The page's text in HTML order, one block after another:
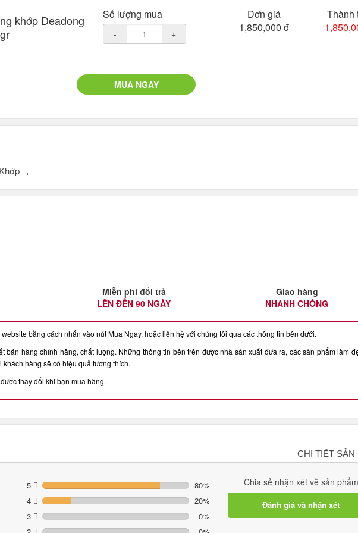
khớp Deadong
Số lượng mua
- +
Đơn giá
1,850,000 đ
Thành
MUA NGAY
,
Miễn phí đổi trả
LÊN ĐẾN 90 NGÀY
Giao hàng
NHANH CHÓNG
bằng cách nhấn vào nút Mua Ngay, hoặc liên hệ với chúng tôi qua các thông tin bên dưới.
bán hàng chính hãng, chất lượng. Những thông tin bên trên được nhà sản xuất đưa ra, các sản phẩm làm
hàng sẽ có hiệu quả tương thích.
thay đổi khi bạn mua hàng.
CHI TIẾT SẢN
5
80%
4
20%
3
0%
Chia sẻ nhận xét về sản phẩm
Đánh giá và nhận xét